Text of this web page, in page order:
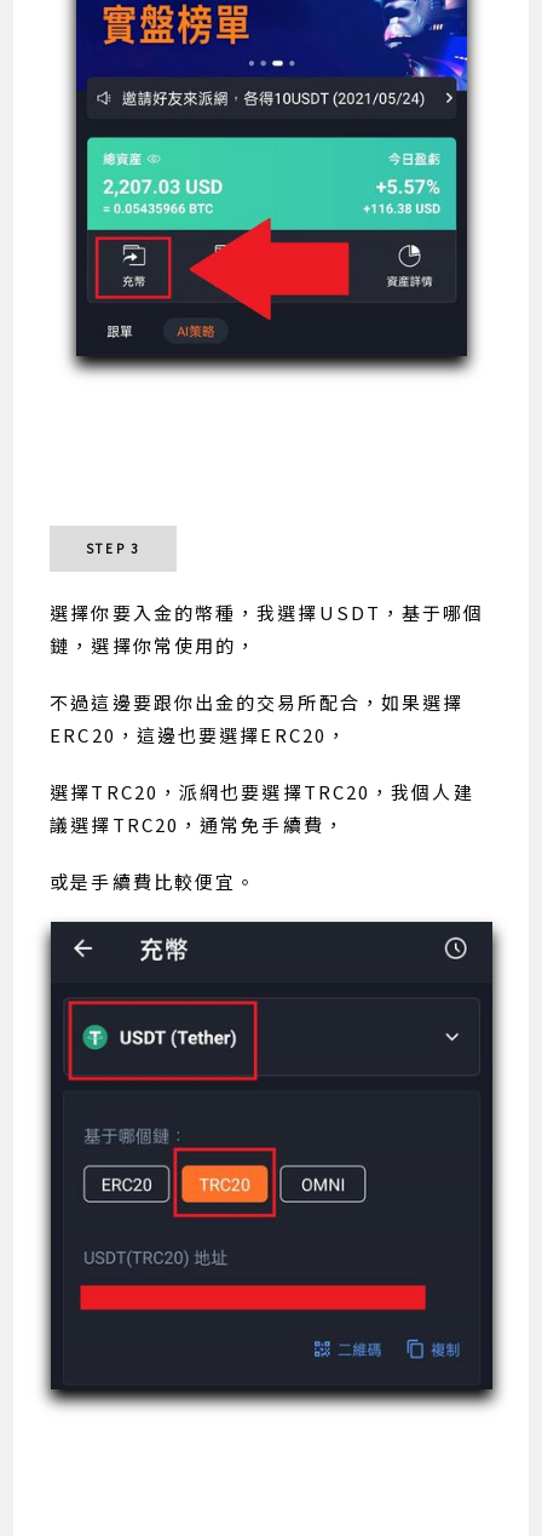
STEP 3
選擇你要入金的幣種，我選擇USDT，基于哪個
鏈，選擇你常使用的，
不過這邊要跟你出金的交易所配合，如果選擇
ERC20，這邊也要選擇ERC20，
選擇TRC20，派網也要選擇TRC20，我個人建
議選擇TRC20，通常免手續費，
或是手續費比較便宜。